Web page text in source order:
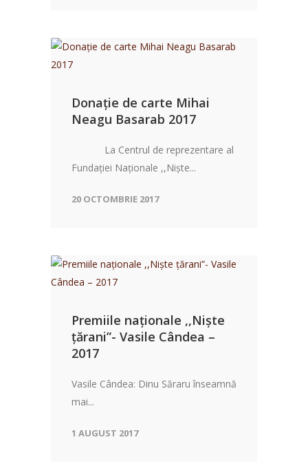
Donație de carte Mihai
Neagu Basarab 2017
La Centrul de reprezentare al
Fundației Naționale ,,Niște...
20 OCTOMBRIE 2017
Premiile naționale ,,Niște
țărani”- Vasile Cândea –
2017
Vasile Cândea: Dinu Săraru înseamnă
mai...
1 AUGUST 2017